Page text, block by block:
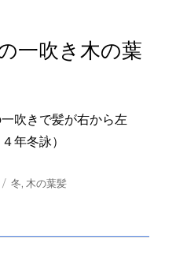
一吹き木の葉
吹きで髪が右から左
年冬詠）
タ
冬,木の葉髪